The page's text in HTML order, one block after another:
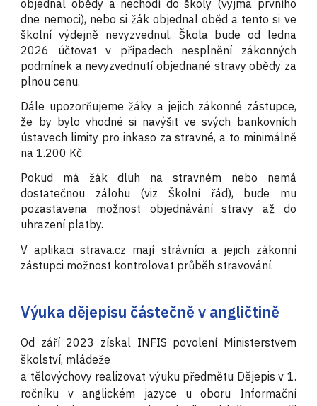
objednal obědy a nechodí do školy (vyjma prvního
dne nemoci), nebo si žák objednal oběd a tento si ve
školní výdejně nevyzvednul. Škola bude od ledna
2026 účtovat v případech nesplnění zákonných
podmínek a nevyzvednutí objednané stravy obědy za
plnou cenu.
Dále upozorňujeme žáky a jejich zákonné zástupce,
že by bylo vhodné si navýšit ve svých bankovních
ústavech limity pro inkaso za stravné, a to minimálně
na 1.200 Kč.
Pokud má žák dluh na stravném nebo nemá
dostatečnou zálohu (viz Školní řád), bude mu
pozastavena možnost objednávání stravy až do
uhrazení platby.
V aplikaci strava.cz mají strávníci a jejich zákonní
zástupci možnost kontrolovat průběh stravování.
Výuka dějepisu částečně v angličtině
Od září 2023 získal INFIS povolení Ministerstvem
školství, mládeže
a tělovýchovy realizovat výuku předmětu Dějepis v 1.
ročníku v anglickém jazyce u oboru Informační